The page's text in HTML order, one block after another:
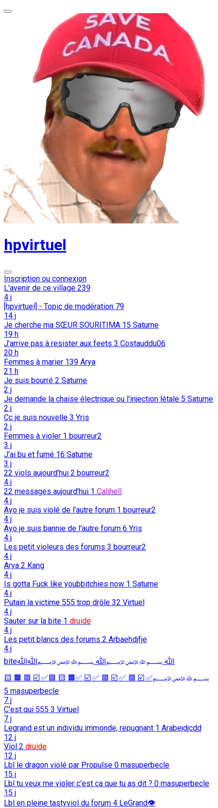
hpvirtuel
Inscription ou connexion
L'avenir de ce village 239
4 j
[hpvirtuel] - Topic de modération 79
14 j
Je cherche ma SŒUR SOURITIMA 15 Saturne
19 h
J'arrive pas à resister aux feets 3 Costauddu06
20 h
Femmes à marier 139 Arya
21 h
Je suis bourré 2 Saturne
2 j
Je demande la chaise électrique ou l'injection létale 5 Saturne
2 j
Cc je suis nouvelle 3 Yris
2 j
Femmes à violer 1 bourreur2
3 j
J'ai bu et fumé 16 Saturne
3 j
22 viols aujourd'hui 2 bourreur2
4 j
22 messages aujourd'hui 1 Calihell
4 j
Ayo je suis violé de l'autre forum 1 bourreur2
4 j
Ayo je suis bannie de l'autre forum 6 Yris
4 j
Les petit violeurs des forums 3 bourreur2
4 j
Arya 2 Kang
4 j
Is gotta Fuck like youbbitchies now 1 Saturne
4 j
Putain la victime 555 trop drôle 32 Virtuel
4 j
Sauter sur la bite 1 druide
4 j
Les petit blancs des forums 2 Arbaehdjfje
4 j
biteﷲ ﷽ﷲ ﷽ﷲﷲ
﷽✅ ☑️ 🟥 ✅ ☑️ 🟥 ✅ ☑️ ✅🟧 🟨 🟩✅ ☑️ 🟥 🟧 🟨
masuperbecle
7 j
C'est qui 555 3 Virtuel
7 j
Legrand est un individu immonde, repugnant 1 Arabejdjcdd
12 j
Viol 2 druide
12 j
Lbl le dragon violé par Propulse 0 masuperbecle
15 j
Lbl tu veux me violer c'est ça que tu as dit ? 0 masuperbecle
15 j
Lbl en pleine tastyviol du forum 4 LeGrand👁️